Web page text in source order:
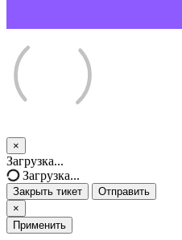
×
Закрыть
тикет
Загрузка...
Загрузка...
Закрыть тикет
Отправить
×
Применить